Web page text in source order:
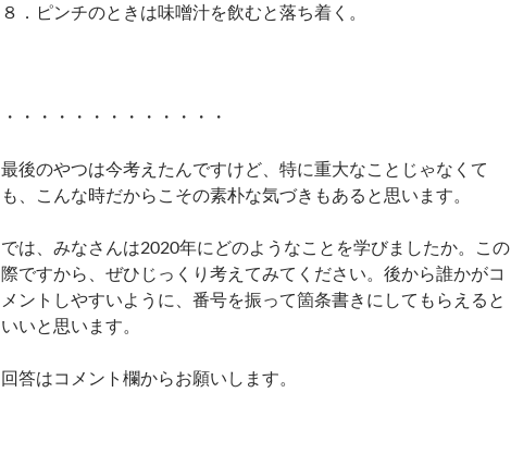
８．ピンチのときは味噌汁を飲むと落ち着く。
・・・・・・・・・・・・・
最後のやつは今考えたんですけど、特に重大なことじゃなくて
も、こんな時だからこその素朴な気づきもあると思います。
では、みなさんは2020年にどのようなことを学びましたか。この
際ですから、ぜひじっくり考えてみてください。後から誰かがコ
メントしやすいように、番号を振って箇条書きにしてもらえると
いいと思います。
回答はコメント欄からお願いします。